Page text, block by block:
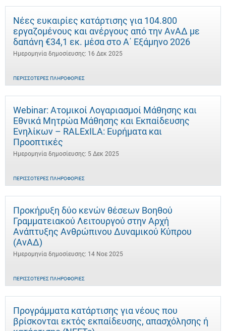
Νέες ευκαιρίες κατάρτισης για 104.800
εργαζομένους και ανέργους από την ΑνΑΔ με
δαπάνη €34,1 εκ. μέσα στο Α΄ Εξάμηνο 2026
Ημερομηνία δημοσίευσης: 16 Δεκ 2025
ΠΕΡΙΣΣΌΤΕΡΕΣ ΠΛΗΡΟΦΟΡΊΕΣ
Webinar: Ατομικοί Λογαριασμοί Μάθησης και
Εθνικά Μητρώα Μάθησης και Εκπαίδευσης
Ενηλίκων – RALExILA: Ευρήματα και
Προοπτικές
Ημερομηνία δημοσίευσης: 5 Δεκ 2025
ΠΕΡΙΣΣΌΤΕΡΕΣ ΠΛΗΡΟΦΟΡΊΕΣ
Προκήρυξη δύο κενών θέσεων Βοηθού
Γραμματειακού Λειτουργού στην Αρχή
Ανάπτυξης Ανθρώπινου Δυναμικού Κύπρου
(ΑνΑΔ)
Ημερομηνία δημοσίευσης: 14 Νοε 2025
ΠΕΡΙΣΣΌΤΕΡΕΣ ΠΛΗΡΟΦΟΡΊΕΣ
Προγράμματα κατάρτισης για νέους που
βρίσκονται εκτός εκπαίδευσης, απασχόλησης ή